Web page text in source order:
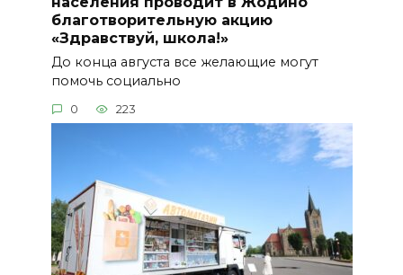
благотворительную акцию
«Здравствуй, школа!»
До конца августа все желающие могут
помочь социально
0 223